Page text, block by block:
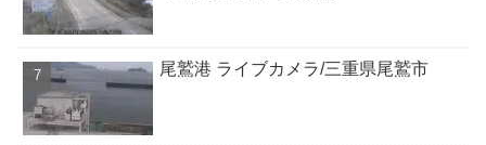
尾鷲港 ライブカメラ/三重県尾鷲市